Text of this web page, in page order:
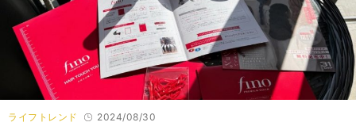
ライフトレンド 2024/08/30